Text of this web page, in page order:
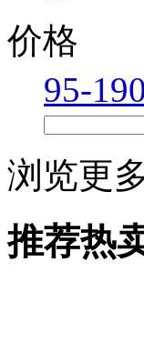
价格
95-
浏览更
推荐热